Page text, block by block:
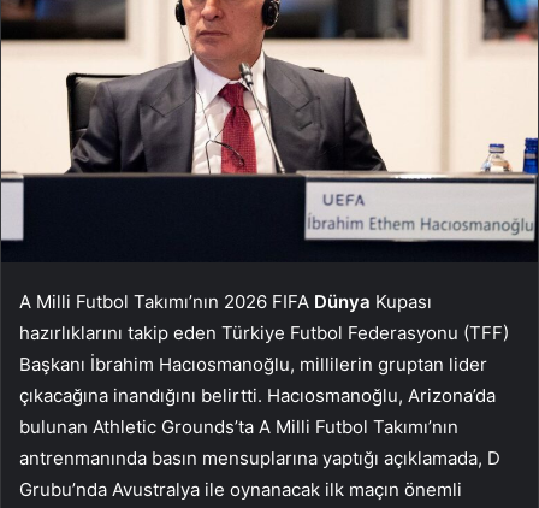
A Milli Futbol Takımı’nın 2026 FIFA Dünya Kupası
hazırlıklarını takip eden Türkiye Futbol Federasyonu (TFF)
Başkanı İbrahim Hacıosmanoğlu, millilerin gruptan lider
çıkacağına inandığını belirtti. Hacıosmanoğlu, Arizona’da
bulunan Athletic Grounds’ta A Milli Futbol Takımı’nın
antrenmanında basın mensuplarına yaptığı açıklamada, D
Grubu’nda Avustralya ile oynanacak ilk maçın önemli